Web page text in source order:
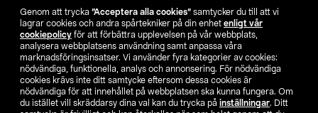
Genom att trycka ”Acceptera alla cookies” samtycker du till att vi
lagrar cookies och andra spårtekniker på din enhet enligt vår
cookiepolicy för att förbättra upplevelsen på vår webbplats,
analysera webbplatsens användning samt anpassa våra
marknadsföringsinsatser. Vi använder fyra kategorier av cookies:
nödvändiga, funktionella, analys och annonsering. För nödvändiga
cookies krävs inte ditt samtycke eftersom dessa cookies är
nödvändiga för att innehållet på webbplatsen ska kunna fungera. Om
du istället vill skräddarsy dina val kan du trycka på inställningar. Ditt
Hitta butik
SE NO FI